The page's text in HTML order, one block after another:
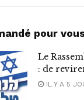
pour
Le
: de
IL Y A 5